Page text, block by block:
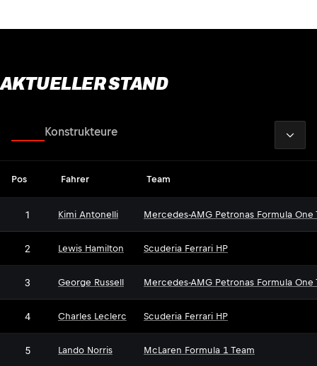
AKTUELLER STAND
Konstrukteure
Pos Fahrer Team
1 Kimi Antonelli Mercedes-AMG Petronas Formula One
2 Lewis Hamilton Scuderia Ferrari HP
3 George Russell Mercedes-AMG Petronas Formula One
4 Charles Leclerc Scuderia Ferrari HP
5 Lando Norris McLaren Formula 1 Team